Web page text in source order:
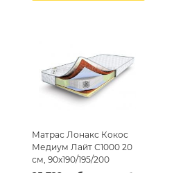
Матрас Лонакс Кокос
Медиум Лайт С1000 20
см, 90х190/195/200